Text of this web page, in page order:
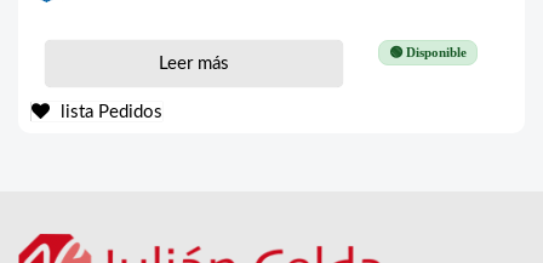
🟢 Disponible
Leer más
lista Pedidos